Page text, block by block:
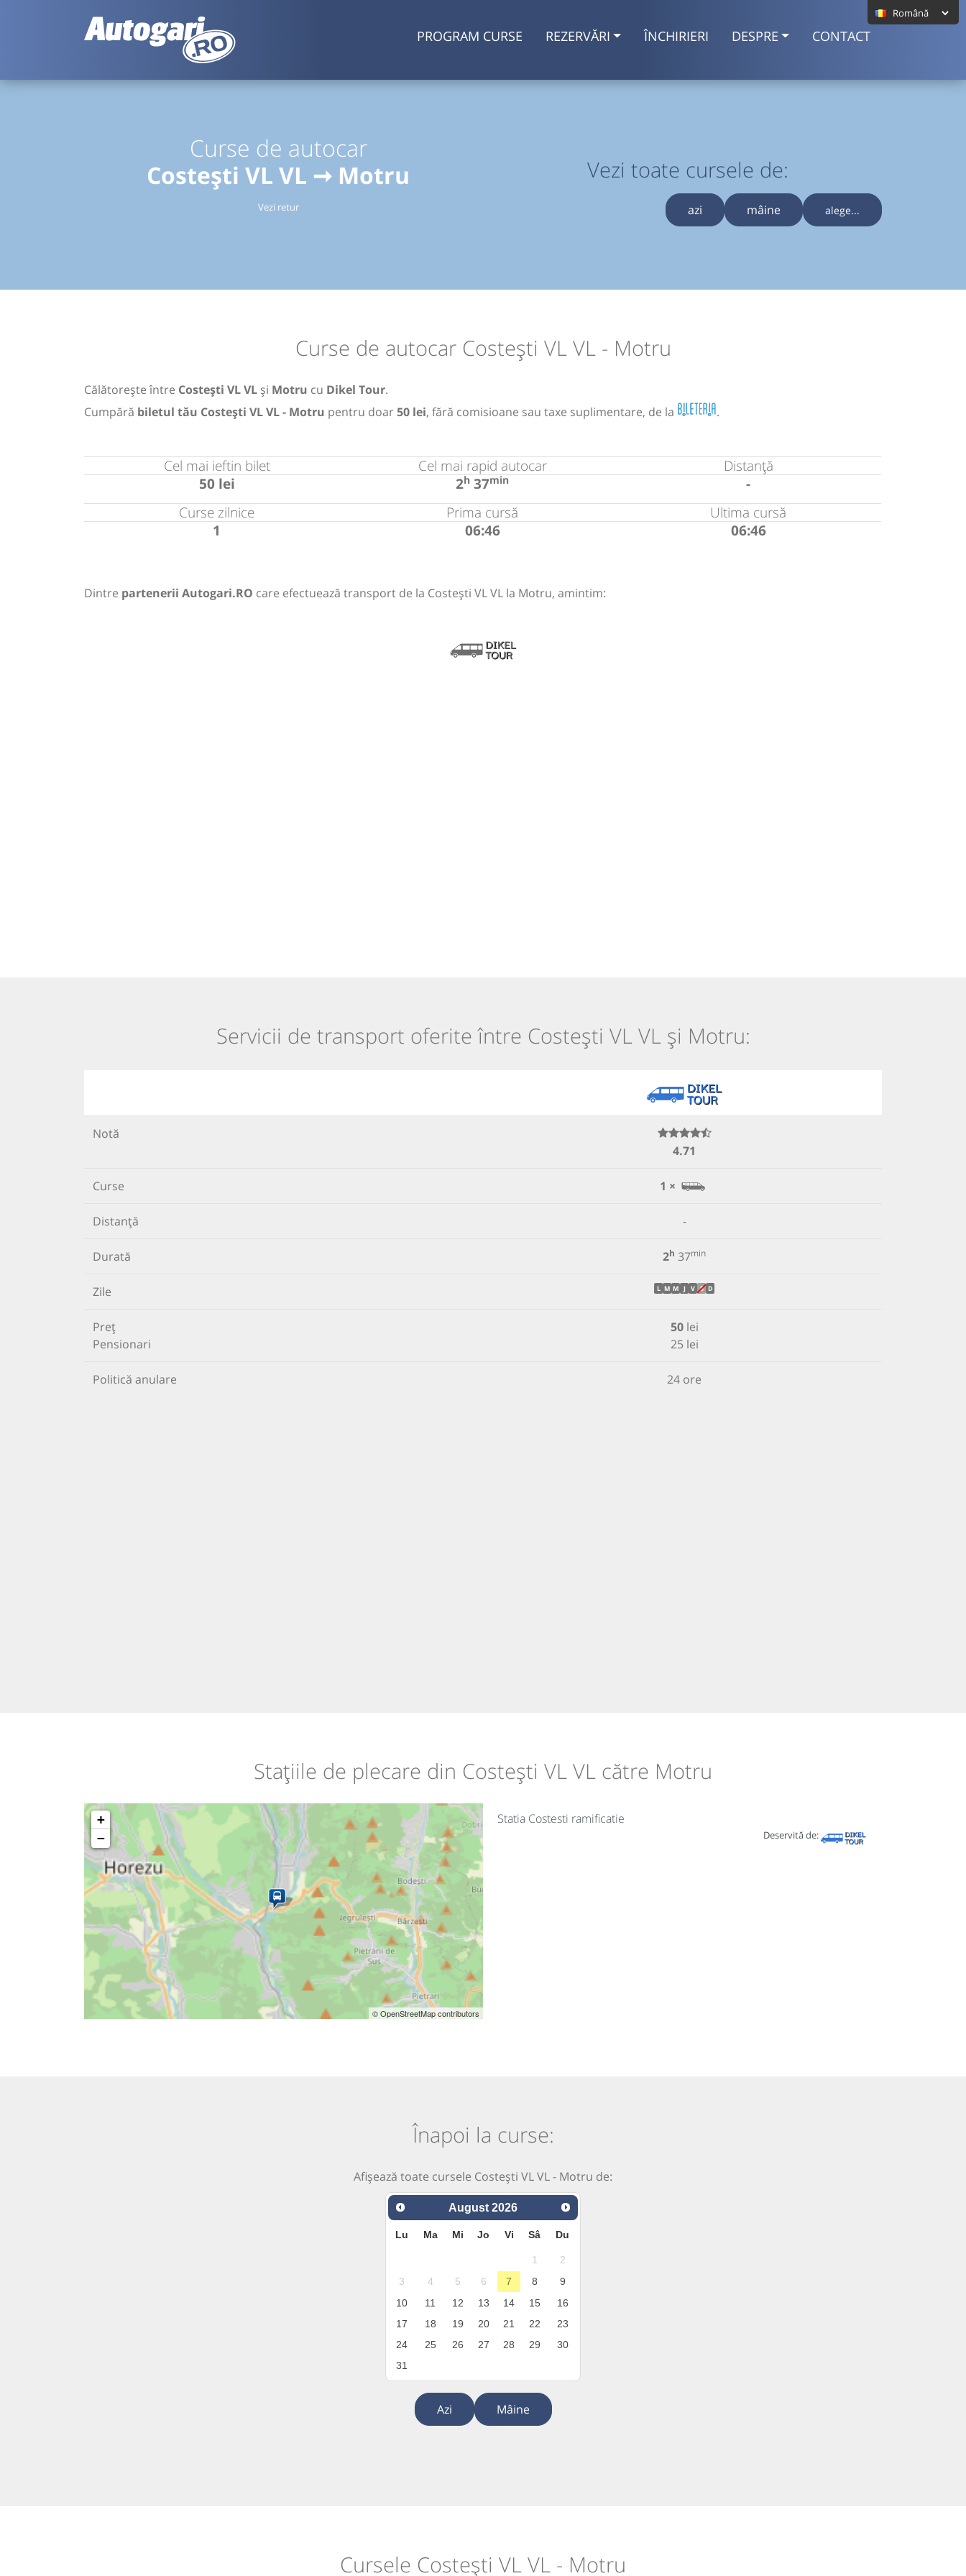
PROGRAM CURSE REZERVĂRI ÎNCHIRIERI DESPRE CONTACT
Curse de autocar
Costești VL VL ➞ Motru
Vezi retur
Vezi toate cursele de:
azi mâine alege...
Curse de autocar Costești VL VL - Motru
Călătorește între Costești VL VL și Motru cu Dikel Tour.
Cumpără biletul tău Costești VL VL - Motru pentru doar50 lei, fără comisioane sau taxe suplimentare, de la .
Cel mai ieftin bilet
50 lei
Cel mai rapid autocar
2h 37min
Distanță
-
Curse zilnice
1
Prima cursă
06:46
Ultima cursă
06:46
Dintre partenerii Autogari.RO care efectuează transport de la Costești VL VL la Motru, amintim:
Servicii de transport oferite între Costești VL VL și Motru:
Notă
4.71
Curse 1 ×
Distanță -
Durată 2h 37min
Zile L M M J V S D
Preț
Pensionari
50lei
25 lei
Politică anulare 24 ore
Stațiile de plecare din Costești VL VL către Motru
+
−
© OpenStreetMap contributors
Statia Costesti ramificatie
Deservită de:
Înapoi la curse:
Afișează toate cursele Costești VL VL - Motru de:
August 2026
Lu Ma Mi Jo Vi Sâ Du
1
2
3
4 5 6 7 8
9
10
11 12 13 14 15
16
17
18 19 20 21 22
23
24
25 26 27 28 29
30
31
Azi Mâine
Cursele Costești VL VL - Motru